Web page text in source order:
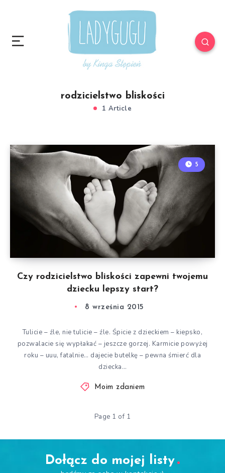
rodzicielstwo bliskości
1 Article
Czy rodzicielstwo bliskości zapewni twojemu
dziecku lepszy start?
5
8 września 2015
Tulicie – źle, nie tulicie – źle. Śpicie z dzieckiem – kiepsko,
pozwalacie się wypłakać – jeszcze gorzej. Karmicie powyżej
roku – uuu, fatalnie… dajecie butelkę – pewna śmierć dla
dziecka…
Moim zdaniem
Page 1 of 1
Dołącz do mojej listy